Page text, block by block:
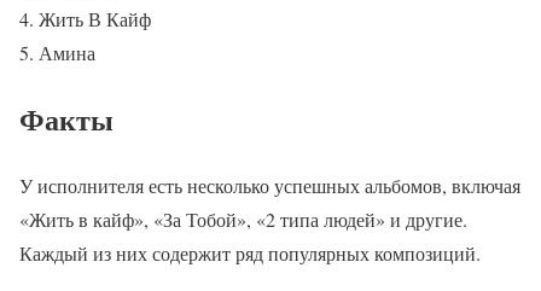
Жить В Кайф
Амина
Факты
У исполнителя есть несколько успешных альбомов, включая
«Жить в кайф», «За Тобой», «2 типа людей» и другие.
Каждый из них содержит ряд популярных композиций.